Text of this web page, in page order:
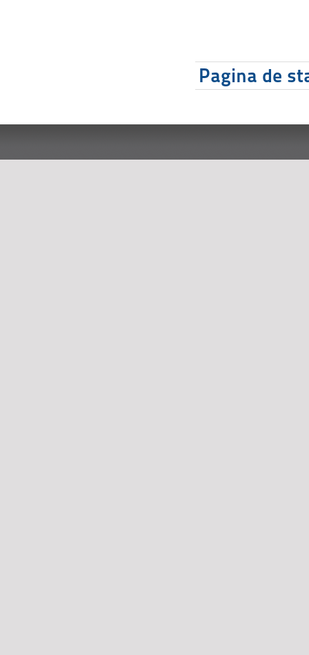
Pagina de